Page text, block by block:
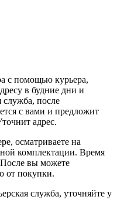
с помощью курьера,
в будние дни и
служба, после
с вами и предложит
адрес.
осматриваете на
комплектации. Время
вы можете
от покупки.
служба, уточняйте у